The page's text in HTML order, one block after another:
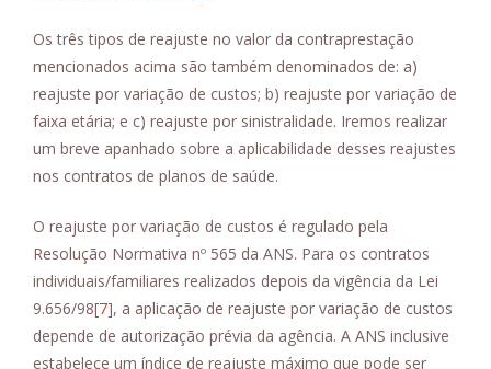
Os três tipos de reajuste no valor da contraprestação
mencionados acima são também denominados de: a)
reajuste por variação de custos; b) reajuste por variação de
faixa etária; e c) reajuste por sinistralidade. Iremos realizar
um breve apanhado sobre a aplicabilidade desses reajustes
nos contratos de planos de saúde.
O reajuste por variação de custos é regulado pela
Resolução Normativa nº 565 da ANS. Para os contratos
individuais/familiares realizados depois da vigência da Lei
9.656/98[7], a aplicação de reajuste por variação de custos
depende de autorização prévia da agência. A ANS inclusive
estabelece um índice de reajuste máximo que pode ser